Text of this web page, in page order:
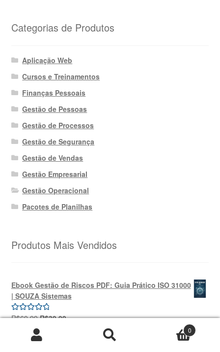
Categorias de Produtos
Aplicação Web
Cursos e Treinamentos
Finanças Pessoais
Gestão de Pessoas
Gestão de Processos
Gestão de Segurança
Gestão de Vendas
Gestão Empresarial
Gestão Operacional
Pacotes de Planilhas
Produtos Mais Vendidos
Ebook Gestão de Riscos PDF: Guia Prático ISO 31000
| SOUZA Sistemas
Avaliação
de 5
R$69,99O
preço
original
R$39,99O
Planilha de Cadastro de Funcionários em Excel VBA
Pesquisar
Pesquisar
0